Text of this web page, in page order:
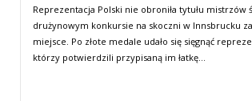
Reprezentacja Polski nie obroniła tytułu mistrzów
drużynowym konkursie na skoczni w Innsbrucku
miejsce. Po złote medale udało się sięgnąć
którzy potwierdzili przypisaną im łatkę…